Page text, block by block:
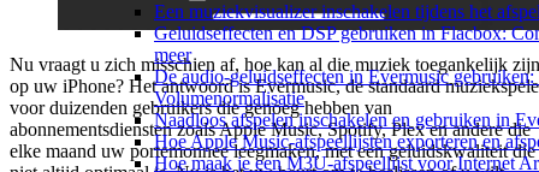
Een muziekvisualizer inschakelen tijdens het
Geluidseffecten en DSP gebruiken in Flacbox:
meer
De audio-geluidseffecten in Evermusic
Volumenormalisatie
Naadloos afspelen inschakelen en gebruiken in
Hoe Apple Music-afspeellijsten exporteren en
Hoe maak je een M3U-afspeellijst voor Internet
Nu vraagt u zich misschien af, hoe kan al die muziek toegankelijk zijn
op uw iPhone? Het antwoord is Evermusic, de standaard
voor duizenden gebruikers die genoeg hebben van
abonnementsdiensten zoals Apple Music, Spotify, Plex en andere die
elke maand uw portemonnee leegmaken, met een geluidskwaliteit die